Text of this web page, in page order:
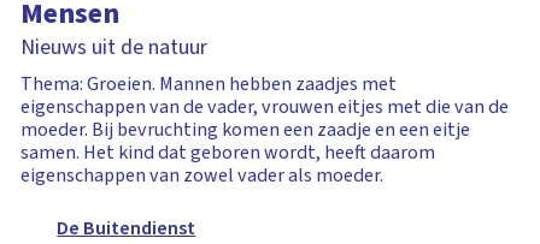
Mensen
Nieuws uit de natuur
Thema: Groeien. Mannen hebben zaadjes met
eigenschappen van de vader, vrouwen eitjes met die van de
moeder. Bij bevruchting komen een zaadje en een eitje
samen. Het kind dat geboren wordt, heeft daarom
eigenschappen van zowel vader als moeder.
De Buitendienst